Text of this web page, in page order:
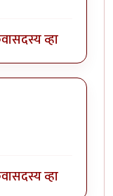
सदस्य व्हा
सदस्य व्हा